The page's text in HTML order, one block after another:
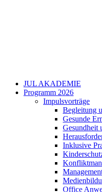
JUL AKADEMIE
Programm 2026
Impulsvorträge
Begleitung
Gesunde
Gesundheit
Inklusive
Office